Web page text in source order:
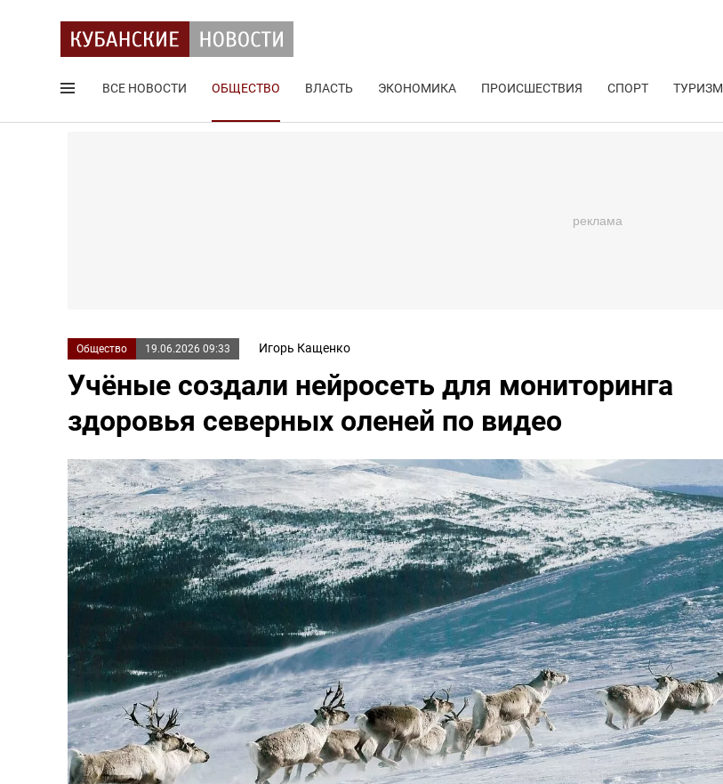
ВСЕ НОВОСТИ ОБЩЕСТВО ВЛАСТЬ ЭКОНОМИКА ПРОИСШЕСТВИЯ СПОРТ ТУРИЗМ
Общество 19.06.2026 09:33 Игорь Кащенко
Учёные создали нейросеть для мониторинга
здоровья северных оленей по видео